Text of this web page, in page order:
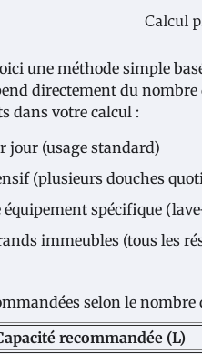
Calcul
une méthode simple
directement du nombre
dans votre calcul :
jour (usage standard)
(plusieurs douches
spécifique
immeubles (tous les
selon le
recommandée (L)